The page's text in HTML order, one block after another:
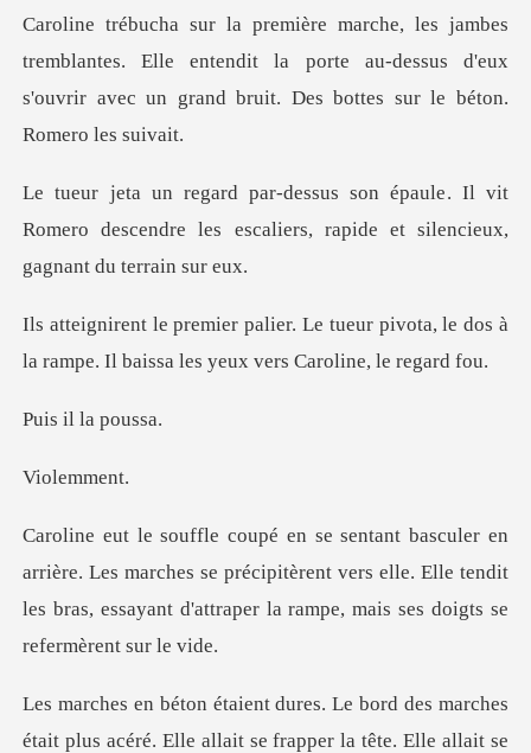
antes. Elle entendit la porte au-dessus d'eux
s'ouvrir avec
. Il vit
Romero descendre les escaliers, rapi
ueur pivota, le dos à
la rampe. Il baiss
l la p
lem
es marches se précipitèrent vers elle. Elle tendit
les bras, essay
es marches
était plus acéré. Elle allait se f